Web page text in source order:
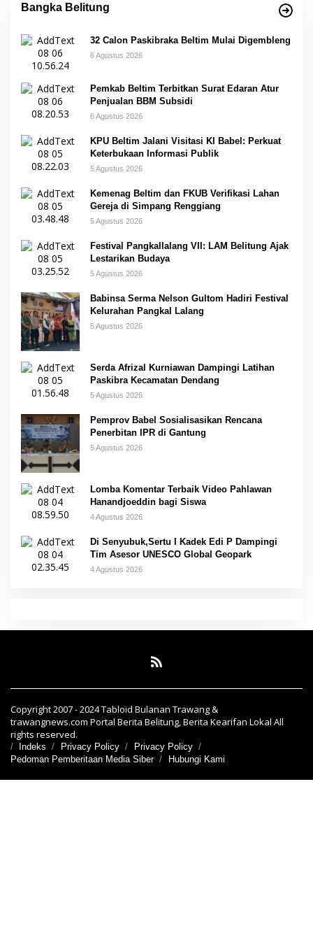
Bangka Belitung
32 Calon Paskibraka Beltim Mulai Digembleng
6 Agustus 2026
Pemkab Beltim Terbitkan Surat Edaran Atur
Penjualan BBM Subsidi
6 Agustus 2026
KPU Beltim Jalani Visitasi KI Babel: Perkuat
Keterbukaan Informasi Publik
5 Agustus 2026
Kemenag Beltim dan FKUB Verifikasi Lahan
Gereja di Simpang Renggiang
5 Agustus 2026
Festival Pangkallalang VII: LAM Belitung Ajak
Lestarikan Budaya
5 Agustus 2026
Babinsa Serma Nelson Gultom Hadiri Festival
Kelurahan Pangkal Lalang
5 Agustus 2026
Serda Afrizal Kurniawan Dampingi Latihan
Paskibra Kecamatan Dendang
5 Agustus 2026
Pemprov Babel Sosialisasikan Rencana
Penerbitan IPR di Gantung
5 Agustus 2026
Lomba Komentar Terbaik Video Pahlawan
Hanandjoeddin bagi Siswa
4 Agustus 2026
Di Senyubuk,Sertu I Kadek Edi P Dampingi
Tim Asesor UNESCO Global Geopark
4 Agustus 2026
Copyright 2007 - 2024 Tabloid Bulanan Trawang &
trawangnews.com Portal Berita Belitung, Berita Kearifan Lokal All
rights reserved.
Indeks Privacy Policy
Privacy Policy
Pedoman Pemberitaan Media Siber
Hubungi Kami